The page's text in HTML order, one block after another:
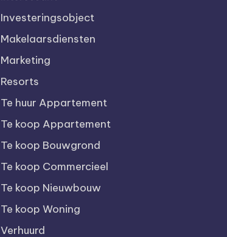
Investeringsobject
Makelaarsdiensten
Marketing
Resorts
Te huur Appartement
Te koop Appartement
Te koop Bouwgrond
Te koop Commercieel
Te koop Nieuwbouw
Te koop Woning
Verhuurd